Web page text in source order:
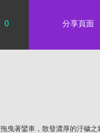
：
0 分享頁面
曳著鑾車，散發濃厚的汙穢